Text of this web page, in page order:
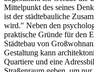
Mittelpunkt des seines
ist der städtebauliche
wird." Neben den
praktische Gründe für den
Städtebau von
Gestaltung kann
Quartiere und eine